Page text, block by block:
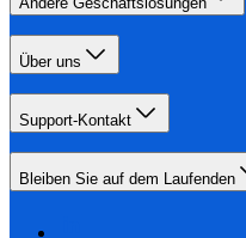
Über uns
Support-Kontakt
Bleiben Sie auf dem Laufenden